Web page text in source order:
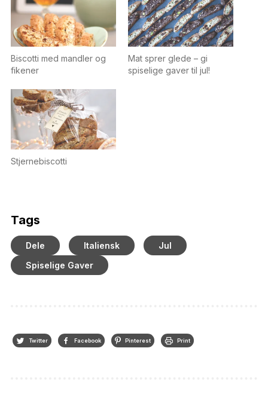
Biscotti med mandler og
fikener
Mat sprer glede – gi
spiselige gaver til jul!
Stjernebiscotti
Tags
Dele Italiensk
Jul
Spiselige Gaver
Twitter Facebook Pinterest Print